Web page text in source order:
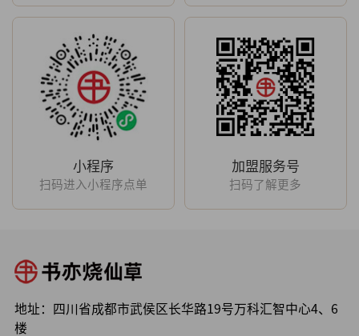
小程序
扫码进入小程序点单
加盟服务号
扫码了解更多
地址：四川省成都市武侯区长华路19号万科汇智中心4、6
楼